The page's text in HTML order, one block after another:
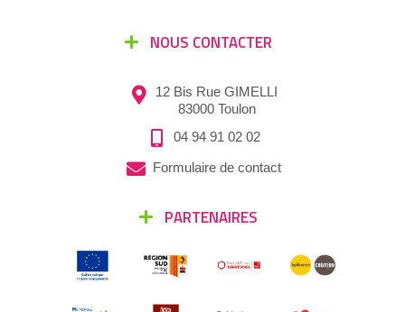
NOUS CONTACTER
12 Bis Rue GIMELLI
83000 Toulon
04 94 91 02 02
Formulaire de contact
PARTENAIRES